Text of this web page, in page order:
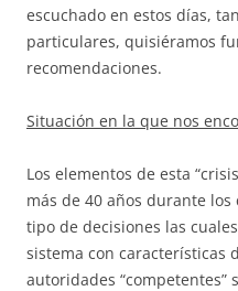
escuchado en estos días,
particulares, quisiéramos
recomendaciones.
Situación en la que nos
Los elementos de esta
más de 40 años durante
tipo de decisiones las
sistema con características
autoridades “competentes”